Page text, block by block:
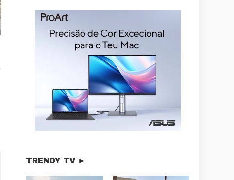
TRENDY TV ►